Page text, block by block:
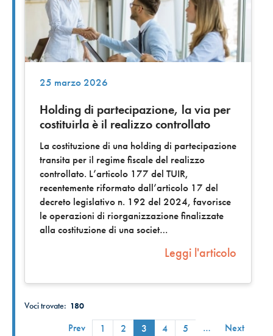
25 marzo 2026
Holding di partecipazione, la via per
costituirla è il realizzo controllato
La costituzione di una holding di partecipazione
transita per il regime fiscale del realizzo
controllato. L’articolo 177 del TUIR,
recentemente riformato dall’articolo 17 del
decreto legislativo n. 192 del 2024, favorisce
le operazioni di riorganizzazione finalizzate
alla costituzione di una societ
Leggi l'articolo
Voci trovate: 180
Prev 1 2 3 4 5 … Next